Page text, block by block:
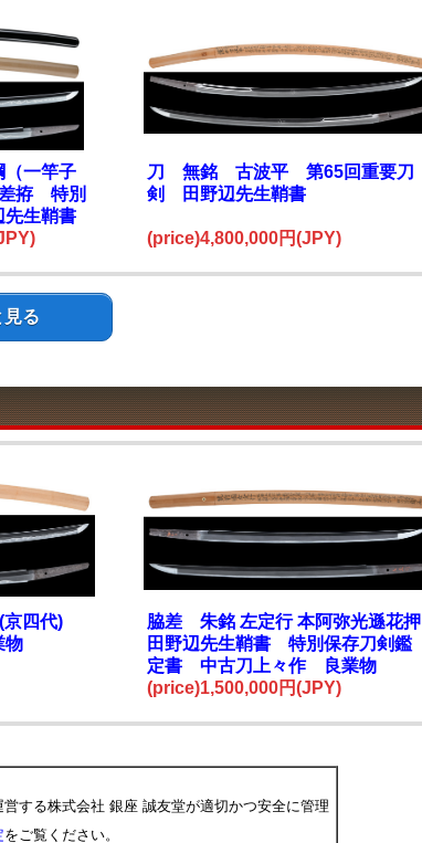
一竿子
拵 特別
生鞘書
刀 無銘 古波平 第65回重要刀
剣 田野辺先生鞘書
(price)4,800,000円(JPY)
見る
京四代)
物
脇差 朱銘 左定行 本阿弥光遜花押
田野辺先生鞘書 特別保存刀剣鑑
定書 中古刀上々作 良業物
(price)1,500,000円(JPY)
する株式会社 銀座 誠友堂が適切かつ安全に管理
をご覧ください。